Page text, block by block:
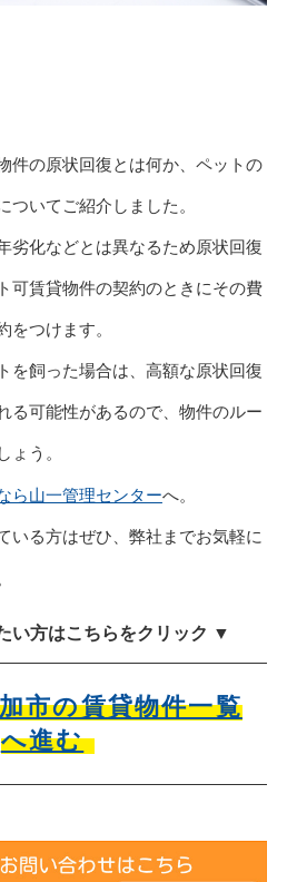
件の原状回復とは何か、ペットの
ついてご紹介しました。
劣化などとは異なるため原状回復
可賃貸物件の契約のときにその費
をつけます。
を飼った場合は、高額な原状回復
る可能性があるので、物件のルー
ょう。
ら山一管理センターへ。
いる方はぜひ、弊社までお気軽に
い方はこちらをクリック ▼
市の賃貸物件一覧
へ進む